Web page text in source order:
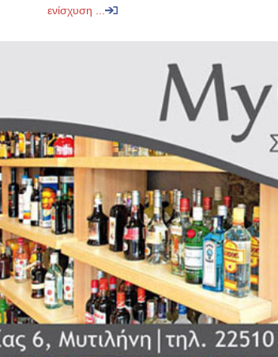
ενίσχυση ...